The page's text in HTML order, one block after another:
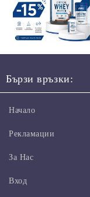
Бързи връзки:
Начало
Рекламации
За Нас
Вход